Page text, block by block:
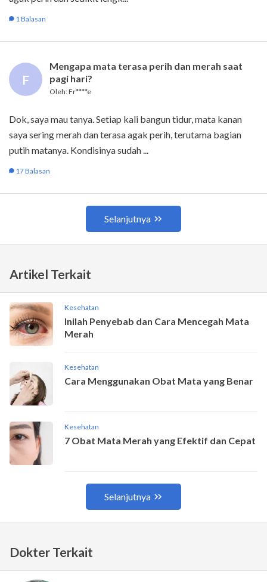
Dokter Terkait